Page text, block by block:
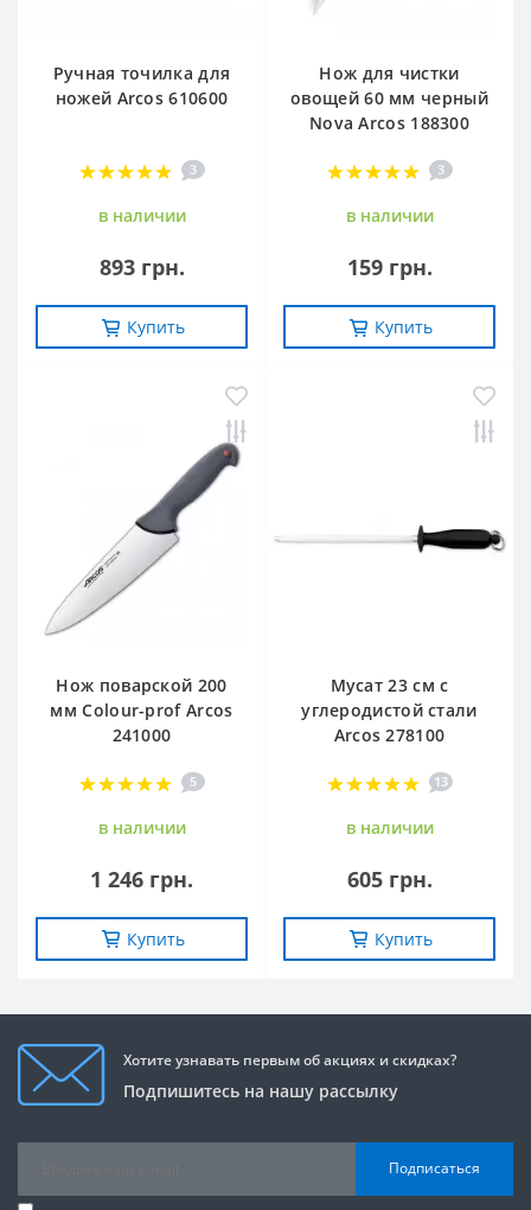
Ручная точилка для
ножей Arcos 610600
3
в наличии
893 грн.
Купить
Нож для чистки
овощей 60 мм черный
Nova Arcos 188300
3
в наличии
159 грн.
Купить
Нож поварской 200
мм Сolour-prof Arcos
241000
5
в наличии
1 246 грн.
Купить
Мусат 23 см с
углеродистой стали
Arcos 278100
13
в наличии
605 грн.
Купить
Хотите узнавать первым об акциях и скидках?
Подпишитесь на нашу рассылку
Подписаться